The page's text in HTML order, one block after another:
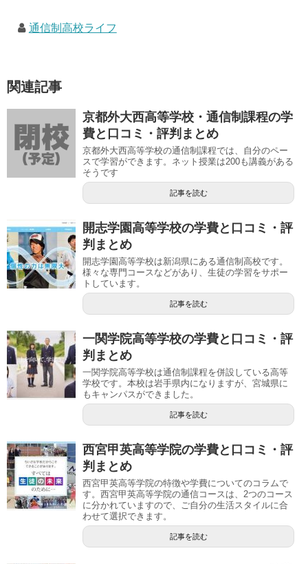
通信制高校ライフ
関連記事
京都外大西高等学校・通信制課程の学
費と口コミ・評判まとめ
京都外大西高等学校の通信制課程では、自分のペー
スで学習ができます。ネット授業は200も講義がある
そうです
記事を読む
開志学園高等学校の学費と口コミ・評
判まとめ
開志学園高等学校は新潟県にある通信制高校です。
様々な専門コースなどがあり、生徒の学習をサポー
トしています。
記事を読む
一関学院高等学校の学費と口コミ・評
判まとめ
一関学院高等学校は通信制課程を併設している高等
学校です。本校は岩手県内になりますが、宮城県に
もキャンパスができました。
記事を読む
西宮甲英高等学院の学費と口コミ・評
判まとめ
西宮甲英高等学院の特徴や学費についてのコラムで
す。西宮甲英高等学院の通信コースは、2つのコース
に分かれていますので、ご自分の生活スタイルに合
わせて選択できます。
記事を読む